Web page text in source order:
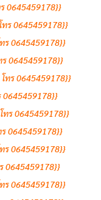
0645459178}}
ร 0645459178}}
ร 0645459178}}
0645459178}}
ทร 0645459178}}
0645459178}}
ทร 0645459178}}
0645459178}}
ร 0645459178}}
0645459178}}
ร 0645459178}}